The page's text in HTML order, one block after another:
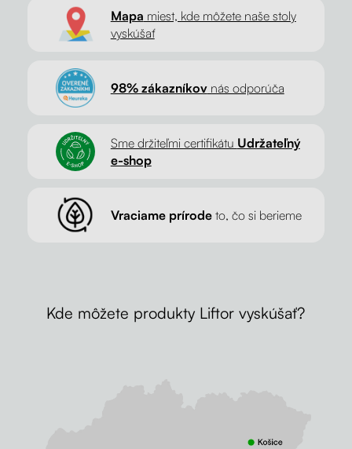
Mapa miest, kde môžete naše stoly
vyskúšať
98% zákazníkovnás odporúča
Sme držiteľmi certifikátu Udržateľný
e-shop
Vraciame prírodeto, čo si berieme
Kde môžete produkty Liftor vyskúšať?